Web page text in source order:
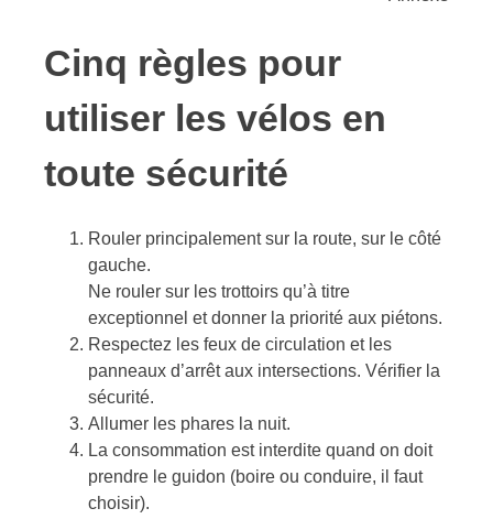
Cinq règles pour
utiliser les vélos en
toute sécurité
Rouler principalement sur la route, sur le côté
gauche.
Ne rouler sur les trottoirs qu’à titre
exceptionnel et donner la priorité aux piétons.
Respectez les feux de circulation et les
panneaux d’arrêt aux intersections. Vérifier la
sécurité.
Allumer les phares la nuit.
La consommation est interdite quand on doit
prendre le guidon (boire ou conduire, il faut
choisir).